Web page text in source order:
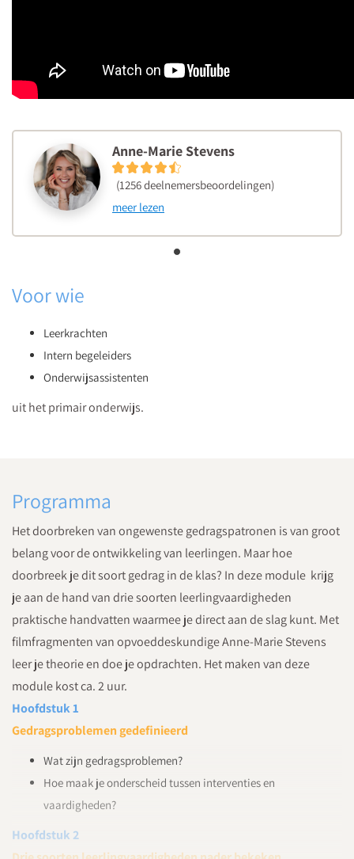
Anne-Marie Stevens
(1256 deelnemersbeoordelingen)
meer lezen
Voor wie
Leerkrachten
Intern begeleiders
Onderwijsassistenten
uit het primair onderwijs.
Programma
Het doorbreken van ongewenste gedragspatronen is van groot
belang voor de ontwikkeling van leerlingen. Maar hoe
doorbreek je dit soort gedrag in de klas? In deze module krijg
je aan de hand van drie soorten leerlingvaardigheden
praktische handvatten waarmee je direct aan de slag kunt. Met
filmfragmenten van opvoeddeskundige Anne-Marie Stevens
leer je theorie en doe je opdrachten. Het maken van deze
module kost ca. 2 uur.
Hoofdstuk 1
Gedragsproblemen gedefinieerd
Wat zijn gedragsproblemen?
Hoe maak je onderscheid tussen interventies en
vaardigheden?
Hoofdstuk 2